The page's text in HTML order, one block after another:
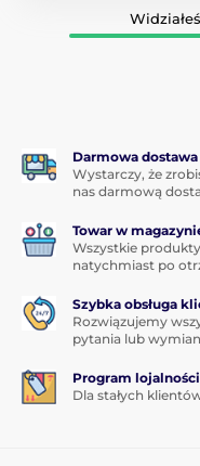
Darmowa dostawa
Wystarczy, że
nas darmową
Towar w
Wszystkie
natychmiast po
Szybka obsługa
Rozwiązujemy
pytania lub
Program
Dla stałych